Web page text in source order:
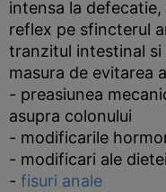
intensa la
reflex pe sfincterul
tranzitul intestinal si
masura de evitarea
- preasiunea
asupra colonului
- modificarile
- modificari ale dietei
- fisuri anale